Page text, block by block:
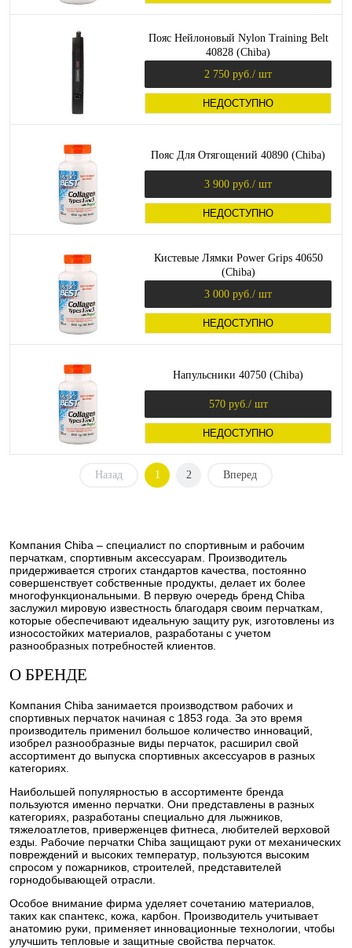
Пояс Нейлоновый Nylon Training Belt
40828 (Chiba)
2 750 руб. / шт
НЕДОСТУПНО
Пояс Для Отягощений 40890 (Chiba)
3 900 руб. / шт
НЕДОСТУПНО
Кистевые Лямки Power Grips 40650
(Chiba)
3 000 руб. / шт
НЕДОСТУПНО
Напульсники 40750 (Chiba)
570 руб. / шт
НЕДОСТУПНО
Назад 1 2 Вперед
Компания Chiba – специалист по спортивным и рабочим
перчаткам, спортивным аксессуарам. Производитель
придерживается строгих стандартов качества, постоянно
совершенствует собственные продукты, делает их более
многофункциональными. В первую очередь бренд Chiba
заслужил мировую известность благодаря своим перчаткам,
которые обеспечивают идеальную защиту рук, изготовлены из
износостойких материалов, разработаны с учетом
разнообразных потребностей клиентов.
О БРЕНДЕ
Компания Chiba занимается производством рабочих и
спортивных перчаток начиная с 1853 года. За это время
производитель применил большое количество инноваций,
изобрел разнообразные виды перчаток, расширил свой
ассортимент до выпуска спортивных аксессуаров в разных
категориях.
Наибольшей популярностью в ассортименте бренда
пользуются именно перчатки. Они представлены в разных
категориях, разработаны специально для лыжников,
тяжелоатлетов, приверженцев фитнеса, любителей верховой
езды. Рабочие перчатки Chiba защищают руки от механических
повреждений и высоких температур, пользуются высоким
спросом у пожарников, строителей, представителей
горнодобывающей отрасли.
Особое внимание фирма уделяет сочетанию материалов,
таких как спантекс, кожа, карбон. Производитель учитывает
анатомию руки, применяет инновационные технологии, чтобы
улучшить тепловые и защитные свойства перчаток.